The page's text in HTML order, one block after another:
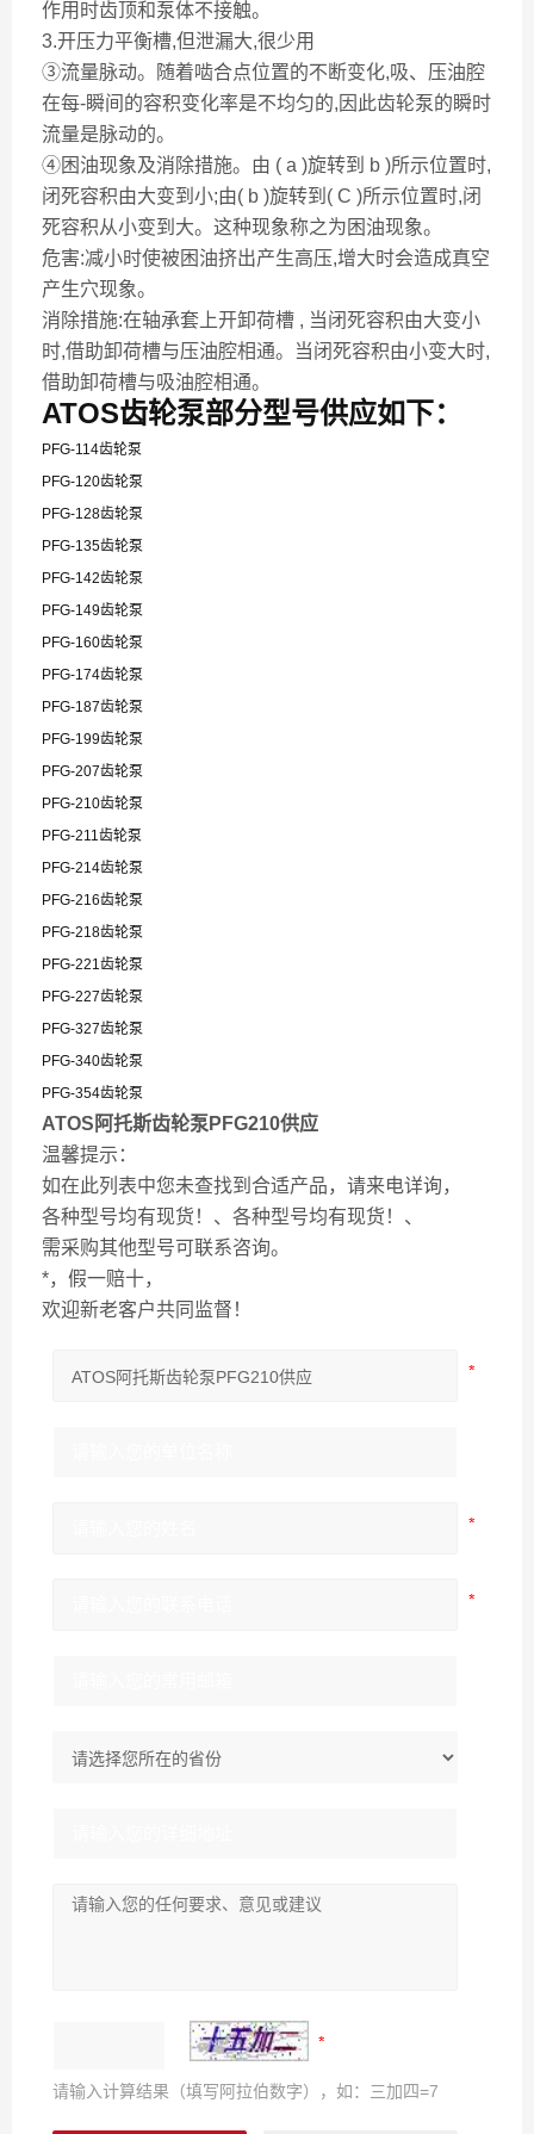
作用时齿顶和泵体不接触。
3.开压力平衡槽,但泄漏大,很少用
③流量脉动。随着啮合点位置的不断变化,吸、压油腔
在每-瞬间的容积变化率是不均匀的,因此齿轮泵的瞬时
流量是脉动的。
④困油现象及消除措施。由 ( a )旋转到 b )所示位置时,
闭死容积由大变到小;由( b )旋转到( C )所示位置时,闭
死容积从小变到大。这种现象称之为困油现象。
危害:减小时使被困油挤出产生高压,增大时会造成真空
产生穴现象。
消除措施:在轴承套上开卸荷槽 , 当闭死容积由大变小
时,借助卸荷槽与压油腔相通。当闭死容积由小变大时,
借助卸荷槽与吸油腔相通。
ATOS齿轮泵部分型号供应如下：
PFG-114齿轮泵
PFG-120齿轮泵
PFG-128齿轮泵
PFG-135齿轮泵
PFG-142齿轮泵
PFG-149齿轮泵
PFG-160齿轮泵
PFG-174齿轮泵
PFG-187齿轮泵
PFG-199齿轮泵
PFG-207齿轮泵
PFG-210齿轮泵
PFG-211齿轮泵
PFG-214齿轮泵
PFG-216齿轮泵
PFG-218齿轮泵
PFG-221齿轮泵
PFG-227齿轮泵
PFG-327齿轮泵
PFG-340齿轮泵
PFG-354齿轮泵
ATOS阿托斯齿轮泵PFG210供应
温馨提示：
如在此列表中您未查找到合适产品，请来电详询，
各种型号均有现货！、各种型号均有现货！、
需采购其他型号可联系咨询。
*，假一赔十，
欢迎新老客户共同监督！
请输入计算结果（填写阿拉伯数字），如：三加四=7